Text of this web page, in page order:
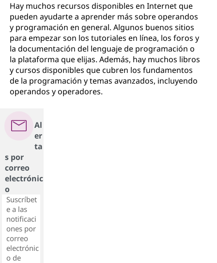
Hay muchos recursos disponibles en Internet que
pueden ayudarte a aprender más sobre operandos
y programación en general. Algunos buenos sitios
para empezar son los tutoriales en línea, los foros y
la documentación del lenguaje de programación o
la plataforma que elijas. Además, hay muchos libros
y cursos disponibles que cubren los fundamentos
de la programación y temas avanzados, incluyendo
operandos y operadores.
Al
er
ta
s por
correo
electrónic
o
Suscríbet
e a las
notificaci
ones por
correo
electrónic
o de